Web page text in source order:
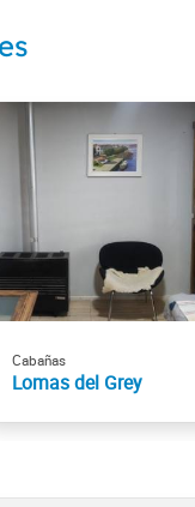
Cabañas
Lomas del Grey